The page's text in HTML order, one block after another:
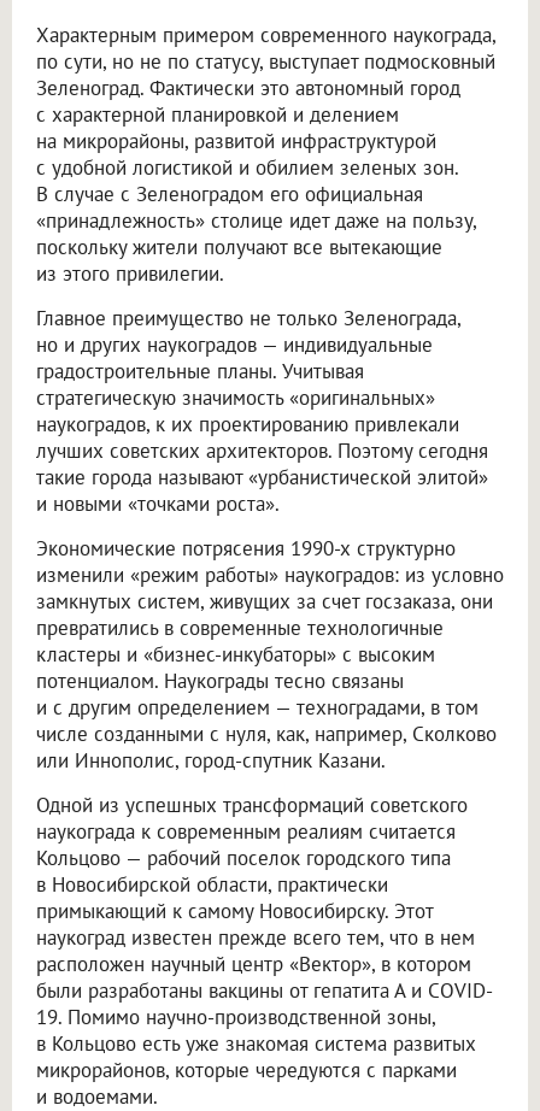
Характерным примером современного наукограда,
по сути, но не по статусу, выступает подмосковный
Зеленоград. Фактически это автономный город
с характерной планировкой и делением
на микрорайоны, развитой инфраструктурой
с удобной логистикой и обилием зеленых зон.
В случае с Зеленоградом его официальная
«принадлежность» столице идет даже на пользу,
поскольку жители получают все вытекающие
из этого привилегии.
Главное преимущество не только Зеленограда,
но и других наукоградов — индивидуальные
градостроительные планы. Учитывая
стратегическую значимость «оригинальных»
наукоградов, к их проектированию привлекали
лучших советских архитекторов. Поэтому сегодня
такие города называют «урбанистической элитой»
и новыми «точками роста».
Экономические потрясения 1990-х структурно
изменили «режим работы» наукоградов: из условно
замкнутых систем, живущих за счет госзаказа, они
превратились в современные технологичные
кластеры и «бизнес-инкубаторы» с высоким
потенциалом. Наукограды тесно связаны
и с другим определением — техноградами, в том
числе созданными с нуля, как, например, Сколково
или Иннополис, город-спутник Казани.
Одной из успешных трансформаций советского
наукограда к современным реалиям считается
Кольцово — рабочий поселок городского типа
в Новосибирской области, практически
примыкающий к самому Новосибирску. Этот
наукоград известен прежде всего тем, что в нем
расположен научный центр «Вектор», в котором
были разработаны вакцины от гепатита А и COVID-
19. Помимо научно-производственной зоны,
в Кольцово есть уже знакомая система развитых
микрорайонов, которые чередуются с парками
и водоемами.